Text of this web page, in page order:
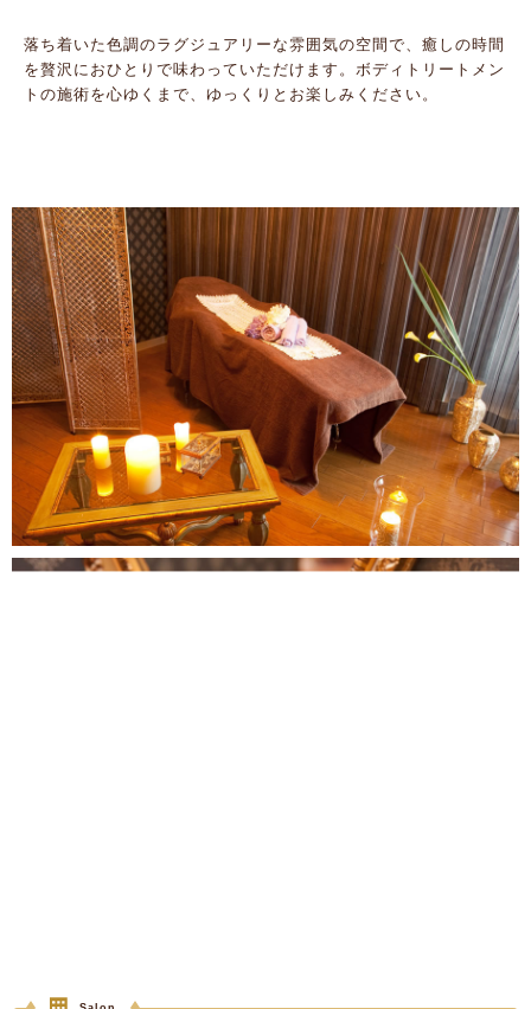
落ち着いた色調のラグジュアリーな雰囲気の空間で、癒しの時間
を贅沢におひとりで味わっていただけます。ボディトリートメン
トの施術を心ゆくまで、ゆっくりとお楽しみください。